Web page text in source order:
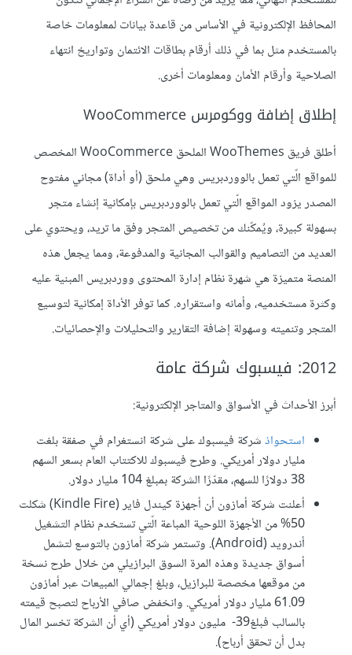
المحافظ الإلكترونية في الأساس من قاعدة بيانات لمعلومات خاصة
بالمستخدم مثل بما في ذلك أرقام بطاقات الائتمان وتواريخ انتهاء
الصلاحية وأرقام الأمان ومعلومات أخرى.
إطلاق إضافة ووكومرس WooCommerce
أطلق فريق WooThemes الملحق WooCommerce المخصص
للمواقع الّتي تعمل بالووردبريس وهي ملحق (أو أداة) مجاني مفتوح
المصدر يزود المواقع الّتي تعمل بالووردبريس بإمكانية إنشاء متجر
بسهولة كبيرة، ويُمكّنك من تخصيص المتجر وفق ما تريد، ويحتوي على
العديد من التصاميم والقوالب المجانية والمدفوعة، ومما يجعل هذه
المنصة متميزة هي شهرة نظام إدارة المحتوى ووردبريس المبنية عليه
وكثرة مستخدميه، وأمانه واستقراره. كما توفر الأداة إمكانية لتوسيع
المتجر وتنميته وسهولة إضافة التقارير والتحليلات والإحصائيات.
2012: فيسبوك شركة عامة
أبرز الأحداث في الأسواق والمتاجر الإلكترونية:
استحواذشركة فيسبوك على شركة انستغرام في صفقة بلغت
مليار دولار أمريكي. وطرح فيسبوك للاكتتاب العام بسعر السهم
38 دولارًا للسهم، مقدّرًا الشركة بمبلغ 104 مليار دولار.
أعلنت شركة أمازون أن أجهزة كيندل فاير (Kindle Fire) شكلت
50% من الأجهزة اللوحية المباعة الّتي تستخدم نظام التشغيل
أندرويد (Android). وتستمر شركة أمازون بالتوسع لتشمل
أسواق جديدة وهذه المرة السوق البرازيلي من خلال طرح نسخة
من موقعها مخصصة للبرازيل، وبلغ إجمالي المبيعات عبر أمازون
61.09 مليار دولار أمريكي. وانخفض صافي الأرباح لتصبح قيمته
بالسالب فبلغ‎ -39 مليون دولار أمريكي (أي أن الشركة تخسر المال
بدل أن تحقق أرباح).